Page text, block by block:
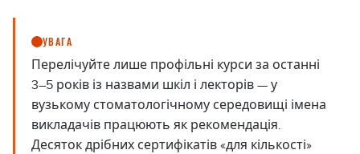
УВАГА
Перелічуйте лише профільні курси за останні
3–5 років із назвами шкіл і лекторів — у
вузькому стоматологічному середовищі імена
викладачів працюють як рекомендація.
Десяток дрібних сертифікатів «для кількості»